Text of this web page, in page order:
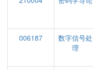
006187
数字信号处
理